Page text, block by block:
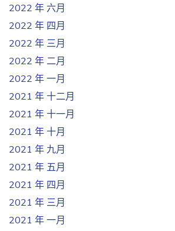
2022 年 六月
2022 年 四月
2022 年 三月
2022 年 二月
2022 年 一月
2021 年 十二月
2021 年 十一月
2021 年 十月
2021 年 九月
2021 年 五月
2021 年 四月
2021 年 三月
2021 年 一月